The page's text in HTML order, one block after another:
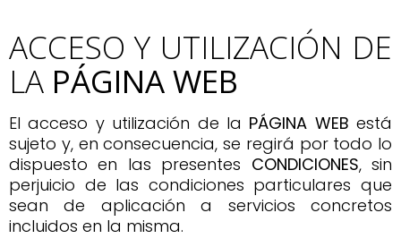
ACCESO Y UTILIZACIÓN DE
LA PÁGINA WEB
El acceso y utilización de la PÁGINA WEB está
sujeto y, en consecuencia, se regirá por todo lo
dispuesto en las presentes CONDICIONES, sin
perjuicio de las condiciones particulares que
sean de aplicación a servicios concretos
incluidos en la misma.